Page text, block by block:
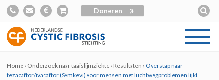
Doneren »
Home › Onderzoek naar taaislijmziekte › Resultaten › Overstap naar
tezacaftor/ivacaftor (Symkevi) voor mensen met luchtwegproblemen lijkt